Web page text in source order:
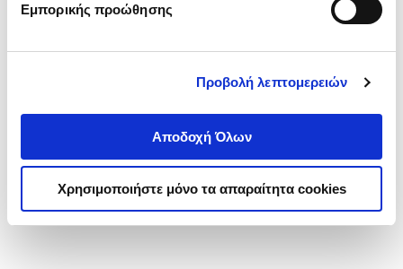
Εμπορικής προώθησης
Προβολή λεπτομερειών
Αποδοχή Όλων
Χρησιμοποιήστε μόνο τα απαραίτητα cookies